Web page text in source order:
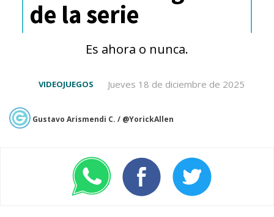
20,79 dólares en mayo pasado
en Prime Video-
naturaleza de las
transacciones de películas y
televisión durante el proceso
de compra.
de la serie
Es ahora o nunca.
Jueves 18 de diciembre de 2025
VIDEOJUEGOS
Gustavo Arismendi C. / @YorickAllen